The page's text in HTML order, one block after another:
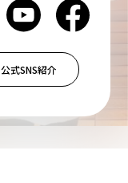
公式SNS紹介